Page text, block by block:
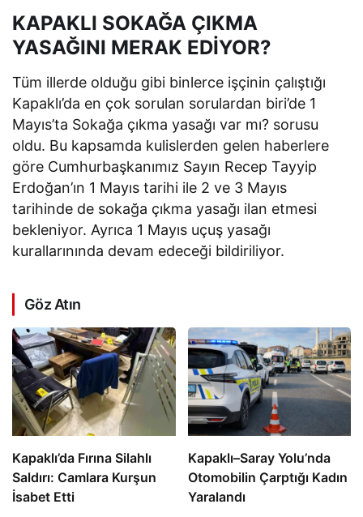
KAPAKLI SOKAĞA ÇIKMA
YASAĞINI MERAK EDİYOR?
Tüm illerde olduğu gibi binlerce işçinin çalıştığı
Kapaklı’da en çok sorulan sorulardan biri’de 1
Mayıs’ta Sokağa çıkma yasağı var mı? sorusu
oldu. Bu kapsamda kulislerden gelen haberlere
göre Cumhurbaşkanımız Sayın Recep Tayyip
Erdoğan’ın 1 Mayıs tarihi ile 2 ve 3 Mayıs
tarihinde de sokağa çıkma yasağı ilan etmesi
bekleniyor. Ayrıca 1 Mayıs uçuş yasağı
kurallarınında devam edeceği bildiriliyor.
Göz Atın
Kapaklı’da Fırına Silahlı
Saldırı: Camlara Kurşun
İsabet Etti
Kapaklı–Saray Yolu’nda
Otomobilin Çarptığı Kadın
Yaralandı